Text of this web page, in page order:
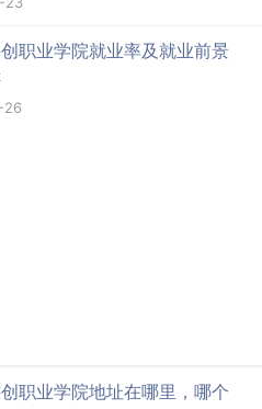
职业学院就业率及就业前景
26
职业学院地址在哪里，哪个